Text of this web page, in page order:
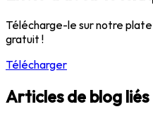
Télécharge-le sur notre
gratuit !
Télécharger
Articles de blog liés